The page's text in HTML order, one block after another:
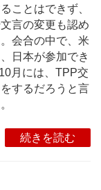
ことはできず、
言の変更も認め
会合の中で、米
日本が参加でき
月には、TPP交
するだろうと言
続きを読む